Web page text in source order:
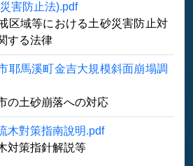
害防止法).pdf
区域等における土砂災害防止対
する法律
耶馬溪町金吉大規模斜面崩塌調
の土砂崩落への対応
木對策指南說明.pdf
対策指針解説等